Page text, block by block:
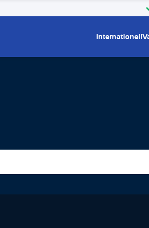
Internationell